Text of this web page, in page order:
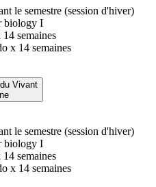
le semestre (session d'hiver)
biology I
semaines
x 14 semaines
Vivant
le semestre (session d'hiver)
biology I
semaines
x 14 semaines